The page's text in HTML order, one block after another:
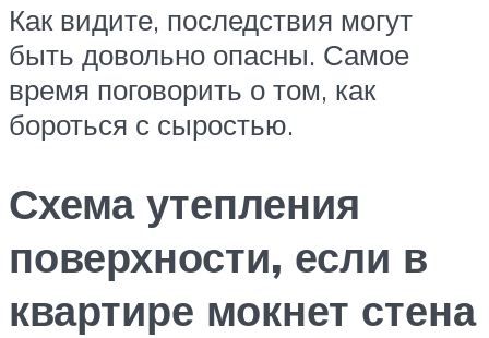
Как видите, последствия могут
быть довольно опасны. Самое
время поговорить о том, как
бороться с сыростью.
Схема утепления
поверхности, если в
квартире мокнет стена